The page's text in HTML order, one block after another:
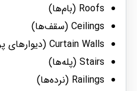
Roofs (بام‌ها)
Ceilings (سقف‌ها)
Curtain Walls (دیوارهای پرده‌ای)
Stairs (پله‌ها)
Railings (نرده‌ها)